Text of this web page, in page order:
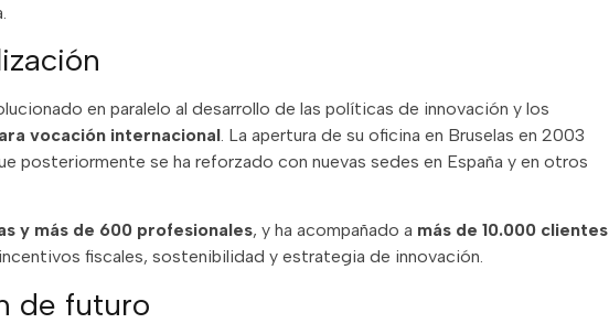
en paralelo al desarrollo de las políticas de innovación y los
vocación internacional. La apertura de su oficina en Bruselas en 2003
posteriormente se ha reforzado con nuevas sedes en España y en otros
y más de 600 profesionales, y ha acompañado a más de 10.000 clientes
fiscales, sostenibilidad y estrategia de innovación.
de futuro